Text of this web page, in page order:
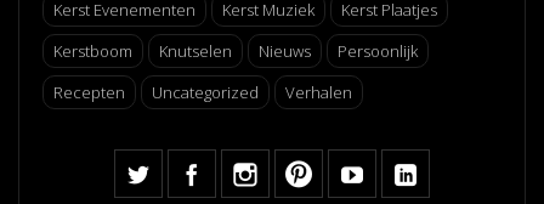
Kerst Evenementen
Kerst Muziek
Kerst Plaatjes
Kerstboom
Knutselen Nieuws
Persoonlijk
Recepten
Uncategorized Verhalen